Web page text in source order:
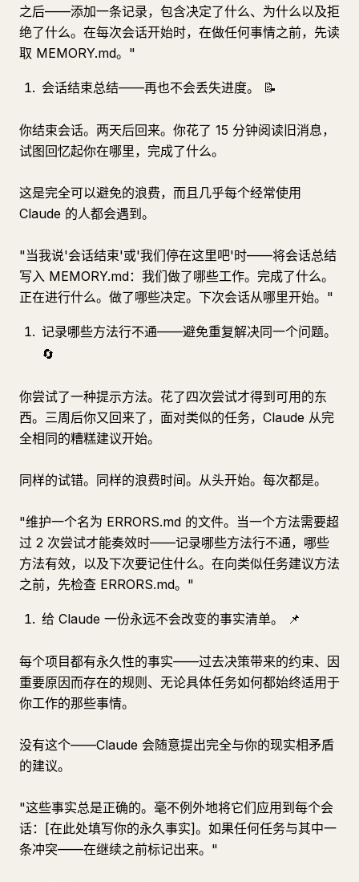
之后——添加一条记录，包含决定了什么、为什么以及拒
绝了什么。在每次会话开始时，在做任何事情之前，先读
取 MEMORY.md。"
会话结束总结——再也不会丢失进度。 📝
你结束会话。两天后回来。你花了 15 分钟阅读旧消息，
试图回忆起你在哪里，完成了什么。
这是完全可以避免的浪费，而且几乎每个经常使用
Claude 的人都会遇到。
"当我说'会话结束'或'我们停在这里吧'时——将会话总结
写入 MEMORY.md：我们做了哪些工作。完成了什么。
正在进行什么。做了哪些决定。下次会话从哪里开始。"
记录哪些方法行不通——避免重复解决同一个问题。
🔄
你尝试了一种提示方法。花了四次尝试才得到可用的东
西。三周后你又回来了，面对类似的任务，Claude 从完
全相同的糟糕建议开始。
同样的试错。同样的浪费时间。从头开始。每次都是。
"维护一个名为 ERRORS.md 的文件。当一个方法需要超
过 2 次尝试才能奏效时——记录哪些方法行不通，哪些
方法有效，以及下次要记住什么。在向类似任务建议方法
之前，先检查 ERRORS.md。"
给 Claude 一份永远不会改变的事实清单。 📌
每个项目都有永久性的事实——过去决策带来的约束、因
重要原因而存在的规则、无论具体任务如何都始终适用于
你工作的那些事情。
没有这个——Claude 会随意提出完全与你的现实相矛盾
的建议。
"这些事实总是正确的。毫不例外地将它们应用到每个会
话：[在此处填写你的永久事实]。如果任何任务与其中一
条冲突——在继续之前标记出来。"